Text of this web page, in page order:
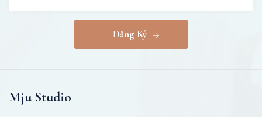
Đăng Ký
Mju Studio